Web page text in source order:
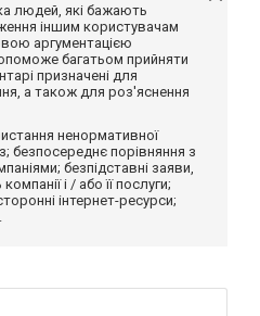
людей, які бажають
іншим користувачам
аргументацією
багатьом прийняти
призначені для
а також для роз'яснення
ненормативної
безпосереднє порівняння з
безпідставні заяви,
і / або її послуги;
інтернет-ресурси;